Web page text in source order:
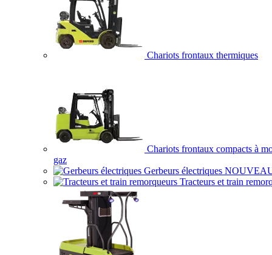
Chariots frontaux thermiques
Chariots frontaux compacts à
gaz
Gerbeurs électriques
Tracteurs et train